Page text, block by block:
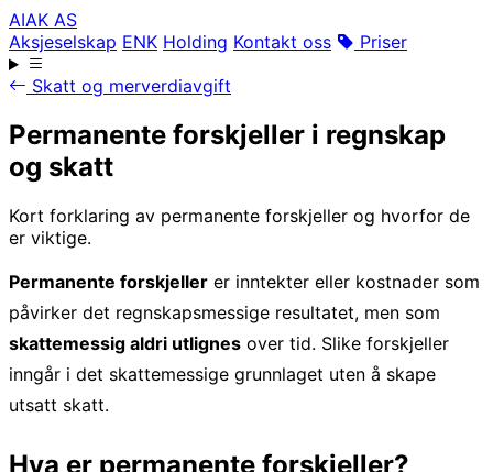
AIAK AS
Aksjeselskap ENK Holding Kontakt oss
Priser
Skatt og merverdiavgift
Permanente forskjeller i regnskap
og skatt
Kort forklaring av permanente forskjeller og hvorfor de
er viktige.
Permanente forskjeller er inntekter eller kostnader som
påvirker det regnskapsmessige resultatet, men som
skattemessig aldri utlignes over tid. Slike forskjeller
inngår i det skattemessige grunnlaget uten å skape
utsatt skatt.
Hva er permanente forskjeller?